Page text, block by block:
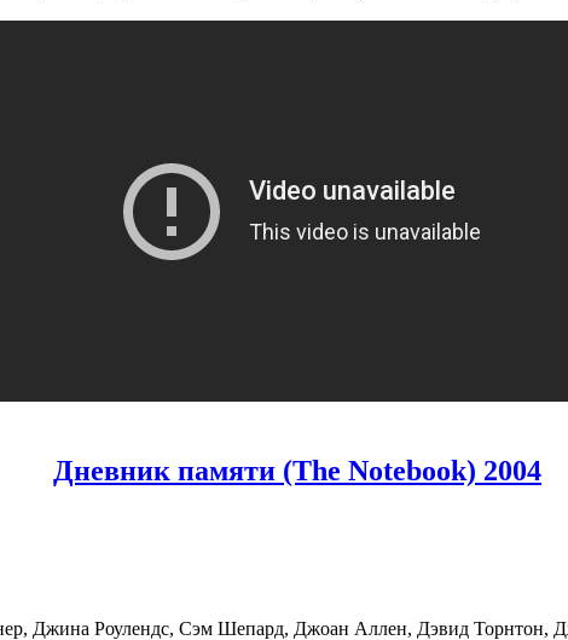
Дневник памяти (The Notebook) 2004
Джина Роулендс, Сэм Шепард, Джоан Аллен, Дэвид